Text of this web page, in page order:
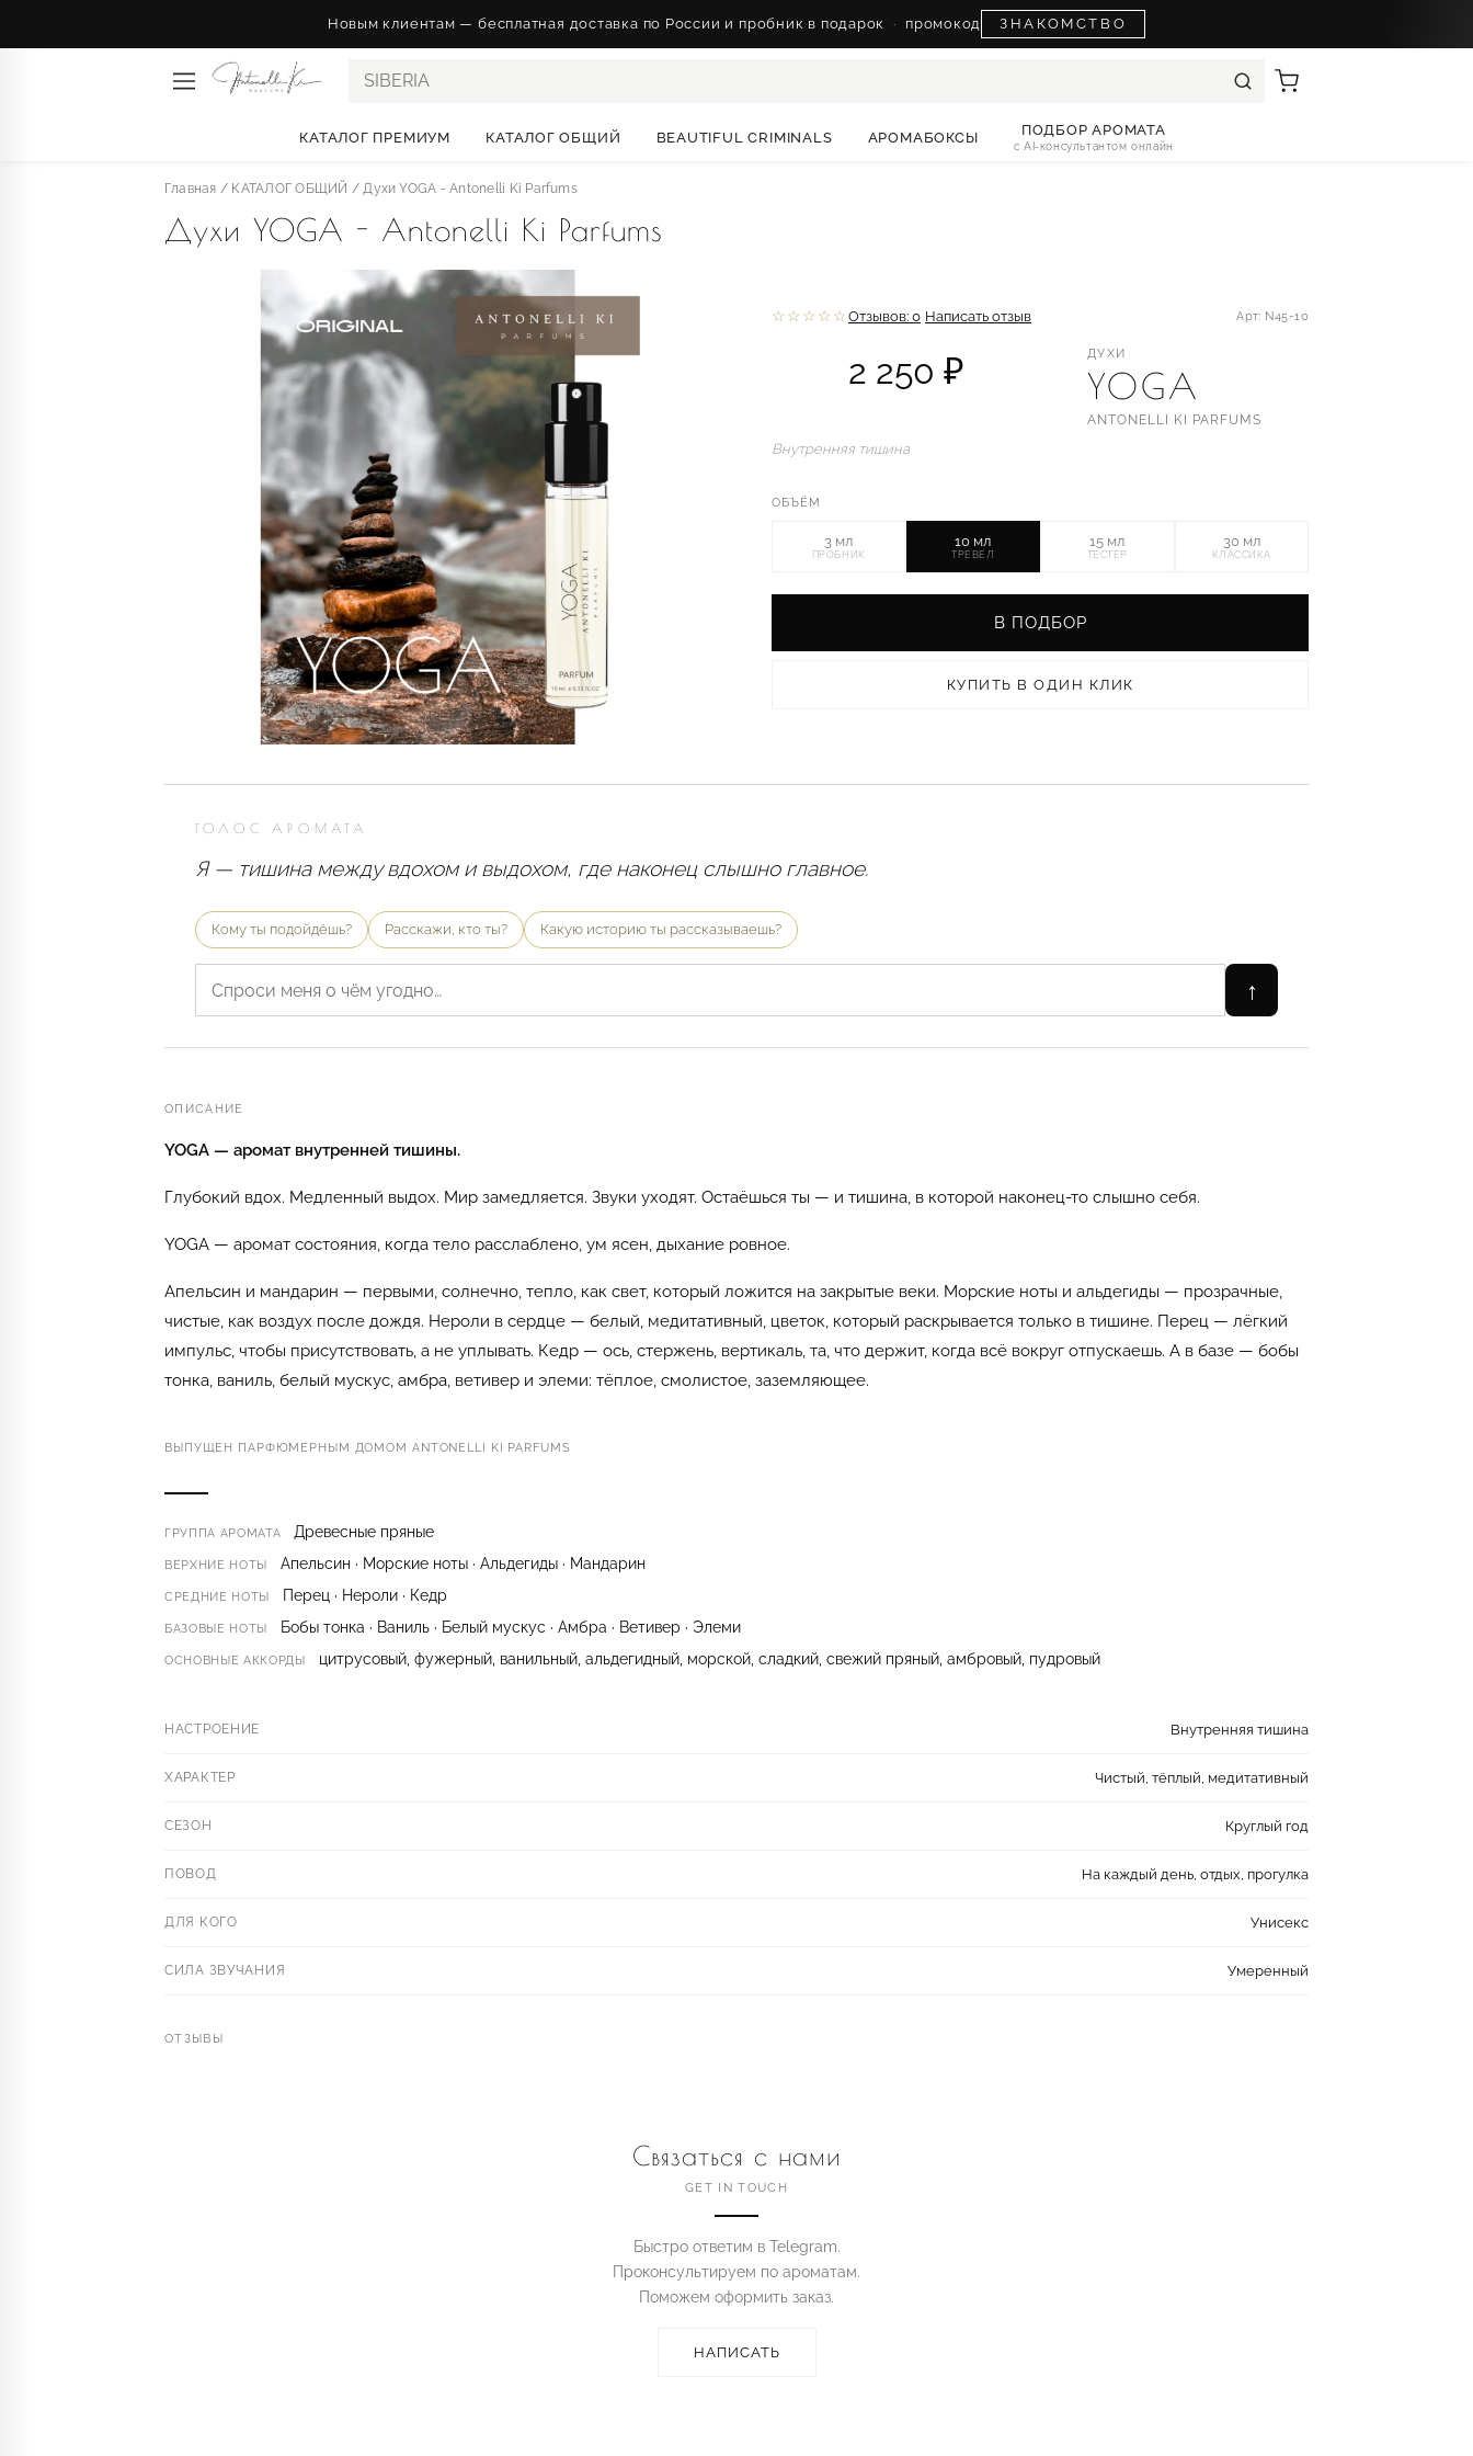
Новым клиентам — бесплатная доставка по России и пробник в подарок · промокод ЗНАКОМСТВО
SIB
КАТАЛОГ ПРЕМИУМ КАТАЛОГ ОБЩИЙ BEAUTIFUL CRIMINALS АРОМАБОКСЫ ПОДБОР АРОМАТА
с AI-консультантом онлайн
Главная / КАТАЛОГ ОБЩИЙ /Духи YOGA - Antonelli Ki Parfums
Духи YOGA - Antonelli Ki Parfums
☆☆☆☆☆ Отзывов: 0 Написать отзыв Арт: N45-10
2 250 ₽ ДУХИ
YOGA
ANTONELLI KI PARFUMS
Внутренняя тишина
ОБЪЁМ
3 мл
ПРОБНИК
10 мл
ТРЕВЕЛ
15 мл
ТЕСТЕР
30 мл
КЛАССИКА
В ПОДБОР
КУПИТЬ В ОДИН КЛИК
ГОЛОС АРОМАТА
Я — тишина между вдохом и выдохом, где наконец слышно главное.
Кому ты подойдёшь? Расскажи, кто ты? Какую историю ты рассказываешь?
↑
ОПИСАНИЕ
YOGA — аромат внутренней тишины.
Глубокий вдох. Медленный выдох. Мир замедляется. Звуки уходят. Остаёшься ты — и тишина, в которой наконец-то слышно себя.
YOGA — аромат состояния, когда тело расслаблено, ум ясен, дыхание ровное.
Апельсин и мандарин — первыми, солнечно, тепло, как свет, который ложится на закрытые веки. Морские ноты и альдегиды — прозрачные,
чистые, как воздух после дождя. Нероли в сердце — белый, медитативный, цветок, который раскрывается только в тишине. Перец — лёгкий
импульс, чтобы присутствовать, а не уплывать. Кедр — ось, стержень, вертикаль, та, что держит, когда всё вокруг отпускаешь. А в базе — бобы
тонка, ваниль, белый мускус, амбра, ветивер и элеми: тёплое, смолистое, заземляющее.
ВЫПУЩЕН ПАРФЮМЕРНЫМ ДОМОМ ANTONELLI KI PARFUMS
ГРУППА АРОМАТА Древесные пряные
ВЕРХНИЕ НОТЫ Апельсин · Морские ноты · Альдегиды · Мандарин
СРЕДНИЕ НОТЫ Перец · Нероли · Кедр
БАЗОВЫЕ НОТЫ Бобы тонка · Ваниль · Белый мускус · Амбра · Ветивер · Элеми
ОСНОВНЫЕ АККОРДЫ цитрусовый, фужерный, ванильный, альдегидный, морской, сладкий, свежий пряный, амбровый, пудровый
НАСТРОЕНИЕ Внутренняя тишина
ХАРАКТЕР Чистый, тёплый, медитативный
СЕЗОН Круглый год
ПОВОД На каждый день, отдых, прогулка
ДЛЯ КОГО Унисекс
СИЛА ЗВУЧАНИЯ Умеренный
ОТЗЫВЫ
Связаться с нами
GET IN TOUCH
Быстро ответим в Telegram.
Проконсультируем по ароматам.
Поможем оформить заказ.
НАПИСАТЬ